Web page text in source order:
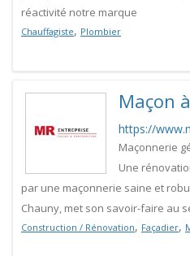
réactivité notre marque
Chauffagiste, Plombier
Maçon
https://
Maçonnerie
Une
par une maçonnerie saine et
Chauny, met son savoir-faire au
Construction / Rénovation, Façadier,